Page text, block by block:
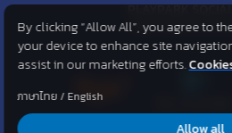
PLAYPARK
ไม่พลาดทุกข่าวสารจาก
©2007 KOG corporation . All Rights
By clicking “Allow All”, you agree to
your device to enhance site
assist in our marketing efforts.
ภาษาไทย / English
Allow all